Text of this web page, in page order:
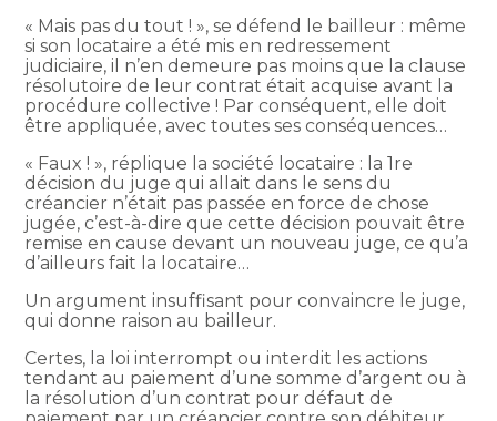
« Mais pas du tout ! », se défend le bailleur : même
si son locataire a été mis en redressement
judiciaire, il n’en demeure pas moins que la clause
résolutoire de leur contrat était acquise avant la
procédure collective ! Par conséquent, elle doit
être appliquée, avec toutes ses conséquences…
« Faux ! », réplique la société locataire : la 1re
décision du juge qui allait dans le sens du
créancier n’était pas passée en force de chose
jugée, c’est-à-dire que cette décision pouvait être
remise en cause devant un nouveau juge, ce qu’a
d’ailleurs fait la locataire…
Un argument insuffisant pour convaincre le juge,
qui donne raison au bailleur.
Certes, la loi interrompt ou interdit les actions
tendant au paiement d’une somme d’argent ou à
la résolution d’un contrat pour défaut de